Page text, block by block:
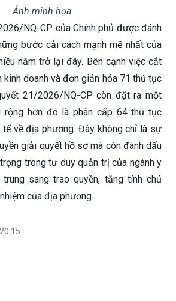
Ảnh minh họa
NQ-CP của Chính phủ được đánh
bước cải cách mạnh mẽ nhất của
năm trở lại đây. Bên cạnh việc cắt
doanh và đơn giản hóa 71 thủ tục
21/2026/NQ-CP còn đặt ra một
rộng hơn đó là phân cấp 64 thủ tục
tế về địa phương. Đây không chỉ là sự
giải quyết hồ sơ mà còn đánh dấu
trong tư duy quản trị của ngành y
sang trao quyền, tăng tính chủ
của địa phương.